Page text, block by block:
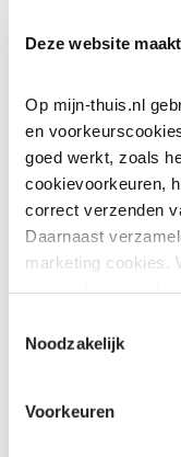
Deze website
Op mijn-thuis.nl
en
goed werkt, zoals
cookievoorkeuren,
correct verzenden
Daarnaast
marketing cookies.
Deze gegevens zijn
en worden niet
cookies worden
Noodzakelijk
Voorkeuren